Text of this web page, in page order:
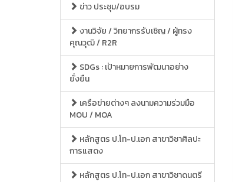
ข่าว ประชุม/อบรม
งานวิจัย / วิทยากรรับเชิญ / ผู้ทรง
คุณวุฒิ / R2R
SDGs : เป้าหมายการพัฒนาอย่าง
ยั่งยืน
เครือข่ายต่างๆ ลงนามความร่วมมือ
MOU / MOA
หลักสูตร ป.โท-ป.เอก สาขาวิชาศิลปะ
การแสดง
หลักสูตร ป.โท-ป.เอก สาขาวิชาดนตรี